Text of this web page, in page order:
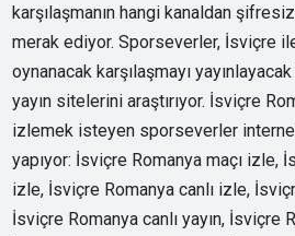
karşılaşmanın hangi kanaldan
merak ediyor. Sporseverler, İsviçre
oynanacak karşılaşmayı
yayın sitelerini araştırıyor. İsviçre
izlemek isteyen sporseverler
yapıyor: İsviçre Romanya maçı izle,
izle, İsviçre Romanya canlı izle,
İsviçre Romanya canlı yayın, İsviçre